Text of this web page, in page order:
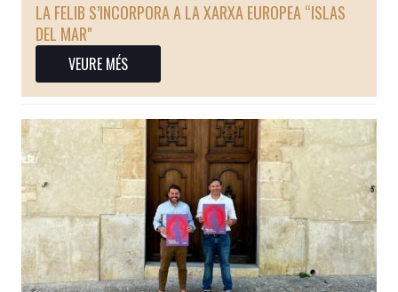
LA FELIB S’INCORPORA A LA XARXA EUROPEA “ISLAS
DEL MAR"
VEURE MÉS